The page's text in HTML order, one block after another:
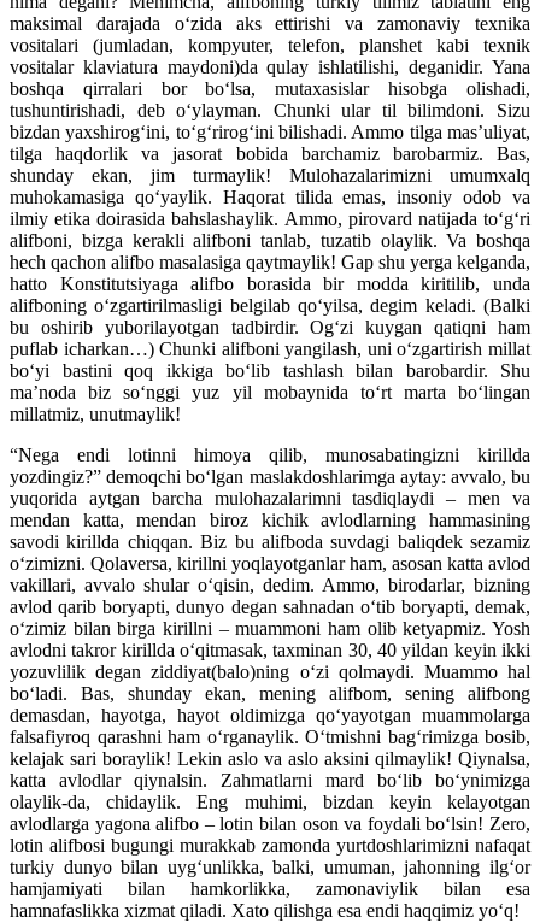
maksimal darajada o‘zida aks ettirishi va zamonaviy texnika
vositalari (jumladan, kompyuter, telefon, planshet kabi texnik
vositalar klaviatura maydoni)da qulay ishlatilishi, deganidir. Yana
boshqa qirralari bor bo‘lsa, mutaxasislar hisobga olishadi,
tushuntirishadi, deb o‘ylayman. Chunki ular til bilimdoni. Sizu
bizdan yaxshirog‘ini, to‘g‘rirog‘ini bilishadi. Ammo tilga mas’uliyat,
tilga haqdorlik va jasorat bobida barchamiz barobarmiz. Bas,
shunday ekan, jim turmaylik! Mulohazalarimizni umumxalq
muhokamasiga qo‘yaylik. Haqorat tilida emas, insoniy odob va
ilmiy etika doirasida bahslashaylik. Ammo, pirovard natijada to‘g‘ri
alifboni, bizga kerakli alifboni tanlab, tuzatib olaylik. Va boshqa
hech qachon alifbo masalasiga qaytmaylik! Gap shu yerga kelganda,
hatto Konstitutsiyaga alifbo borasida bir modda kiritilib, unda
alifboning o‘zgartirilmasligi belgilab qo‘yilsa, degim keladi. (Balki
bu oshirib yuborilayotgan tadbirdir. Og‘zi kuygan qatiqni ham
puflab icharkan…) Chunki alifboni yangilash, uni o‘zgartirish millat
bo‘yi bastini qoq ikkiga bo‘lib tashlash bilan barobardir. Shu
ma’noda biz so‘nggi yuz yil mobaynida to‘rt marta bo‘lingan
millatmiz, unutmaylik!
“Nega endi lotinni himoya qilib, munosabatingizni kirillda
yozdingiz?” demoqchi bo‘lgan maslakdoshlarimga aytay: avvalo, bu
yuqorida aytgan barcha mulohazalarimni tasdiqlaydi – men va
mendan katta, mendan biroz kichik avlodlarning hammasining
savodi kirillda chiqqan. Biz bu alifboda suvdagi baliqdek sezamiz
o‘zimizni. Qolaversa, kirillni yoqlayotganlar ham, asosan katta avlod
vakillari, avvalo shular o‘qisin, dedim. Ammo, birodarlar, bizning
avlod qarib boryapti, dunyo degan sahnadan o‘tib boryapti, demak,
o‘zimiz bilan birga kirillni – muammoni ham olib ketyapmiz. Yosh
avlodni takror kirillda o‘qitmasak, taxminan 30, 40 yildan keyin ikki
yozuvlilik degan ziddiyat(balo)ning o‘zi qolmaydi. Muammo hal
bo‘ladi. Bas, shunday ekan, mening alifbom, sening alifbong
demasdan, hayotga, hayot oldimizga qo‘yayotgan muammolarga
falsafiyroq qarashni ham o‘rganaylik. O‘tmishni bag‘rimizga bosib,
kelajak sari boraylik! Lekin aslo va aslo aksini qilmaylik! Qiynalsa,
katta avlodlar qiynalsin. Zahmatlarni mard bo‘lib bo‘ynimizga
olaylik-da, chidaylik. Eng muhimi, bizdan keyin kelayotgan
avlodlarga yagona alifbo – lotin bilan oson va foydali bo‘lsin! Zero,
lotin alifbosi bugungi murakkab zamonda yurtdoshlarimizni nafaqat
turkiy dunyo bilan uyg‘unlikka, balki, umuman, jahonning ilg‘or
hamjamiyati bilan hamkorlikka, zamonaviylik bilan esa
hamnafaslikka xizmat qiladi. Xato qilishga esa endi haqqimiz yo‘q!